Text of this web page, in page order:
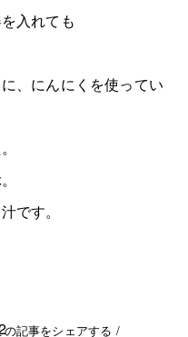
入れても
、にんにくを使ってい
です。
の記事をシェアする /